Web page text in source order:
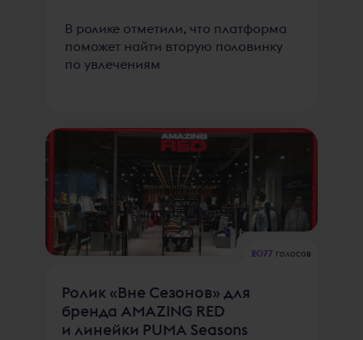
В ролике отметили, что платформа
поможет найти вторую половинку
по увлечениям
2077 голосов
Ролик «Вне Сезонов» для
бренда AMAZING RED
и линейки PUMA Seasons